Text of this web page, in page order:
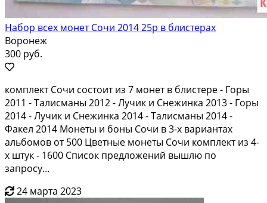
Набор всех монет Сочи 2014 25р в блистерах
Воронеж
300 руб.
комплект Сочи состоит из 7 монет в блистере - Горы
2011 - Талисманы 2012 - Лучик и Снежинка 2013 - Горы
2014 - Лучик и Снежинка 2014 - Талисманы 2014 -
Факел 2014 Монеты и боны Сочи в 3-х вариантах
альбомов от 500 Цветные монеты Сочи комплект из 4-
х штук - 1600 Список предложений вышлю по
запросу...
24 марта 2023